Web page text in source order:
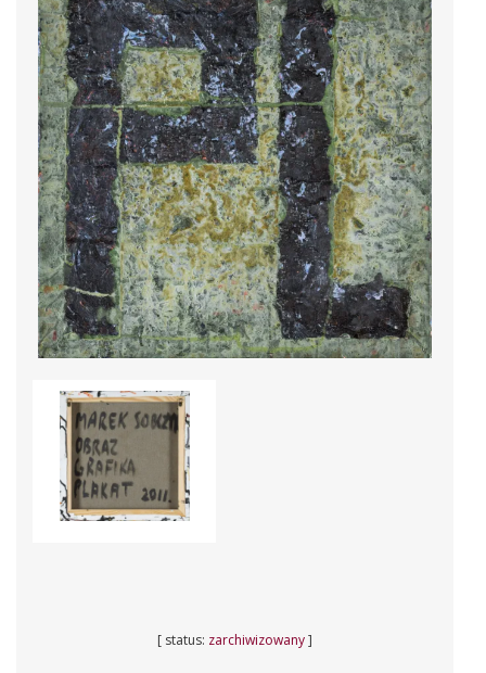
[ status: zarchiwizowany]